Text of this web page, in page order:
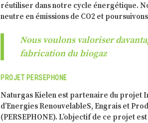
réutiliser dans notre cycle énergétique.
neutre en émissions de CO2 et
Nous voulons valoriser
fabrication du biogaz
PROJET PERSEPHONE
Naturgas Kielen est partenaire du projet
d’Energies RenouvelableS, Engrais et
(PERSEPHONE). L’objectif de ce projet